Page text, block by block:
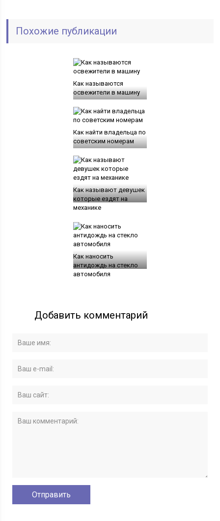
Похожие публикации
Как называются
освежители в машину
Как найти владельца по
советским номерам
Как называют девушек
которые ездят на
механике
Как наносить
антидождь на стекло
автомобиля
Добавить комментарий